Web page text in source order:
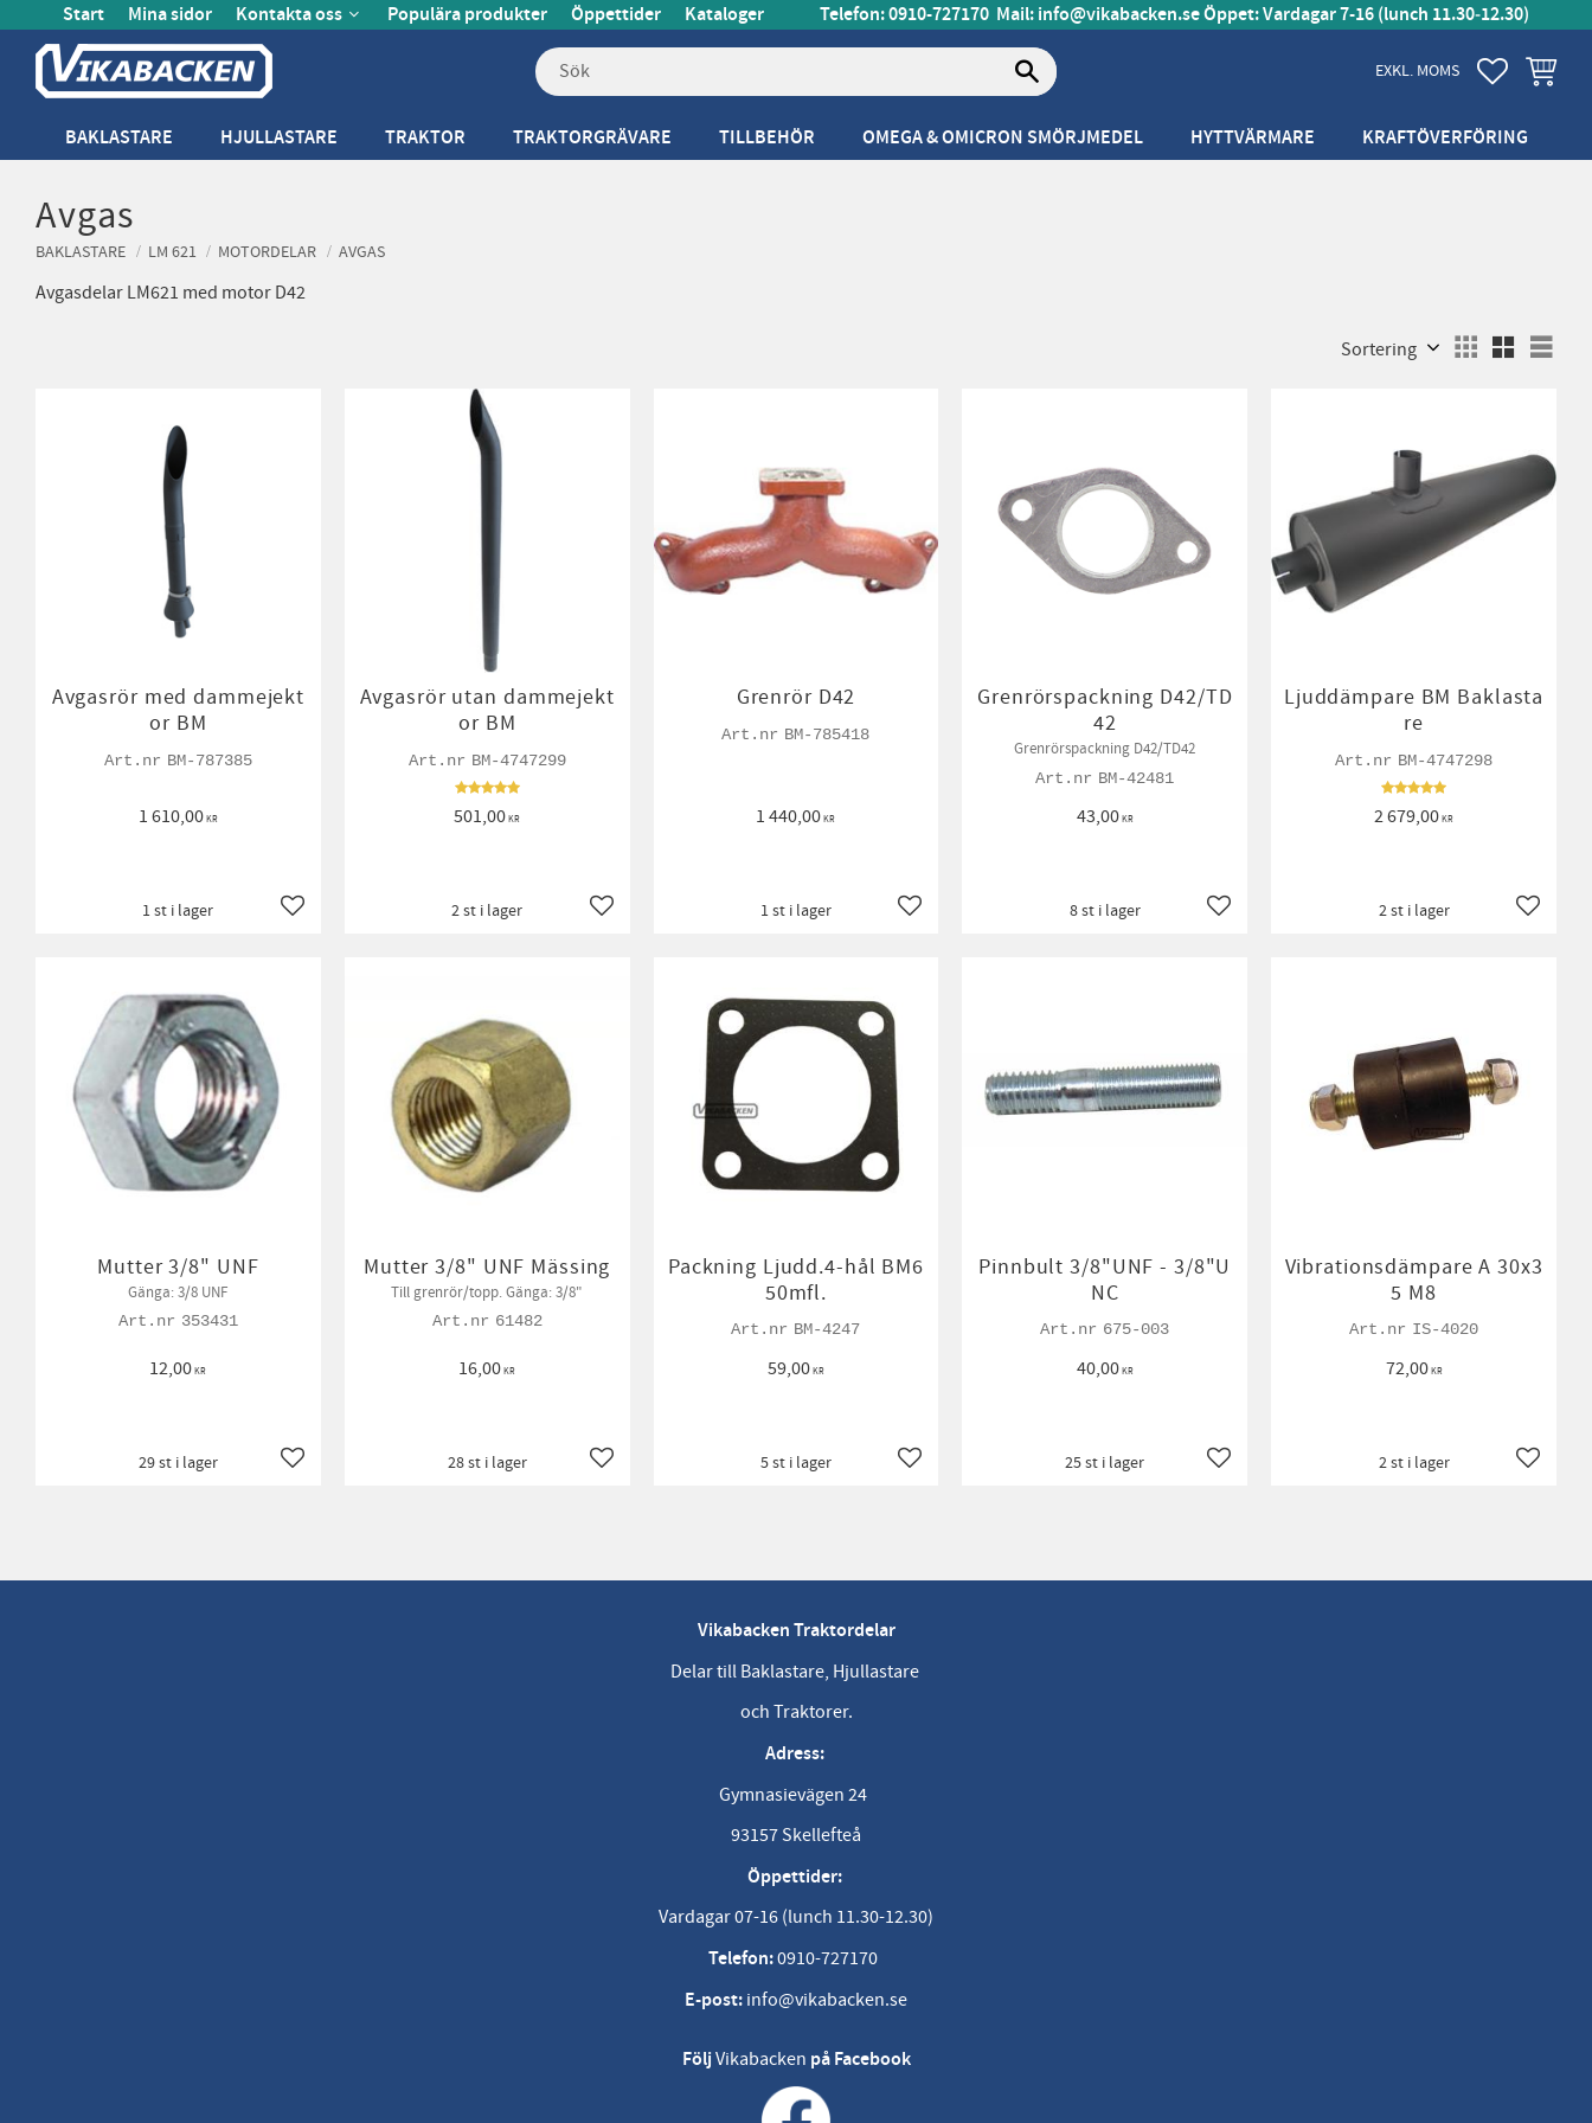
Start Mina sidor Kontakta oss Populära produkter Öppettider Kataloger Telefon: 0910-727170 Mail:info@vikabacken.seÖppet: Vardagar 7-16 (lunch 11.30‑12.30)
EXKL. MOMS FAVORITER
BAKLASTARE HJULLASTARE TRAKTOR TRAKTORGRÄVARE TILLBEHÖR OMEGA & OMICRON SMÖRJMEDEL HYTTVÄRMARE KRAFTÖVERFÖRING
Avgas
BAKLASTARE LM 621 MOTORDELAR AVGAS
Avgasdelar LM621 med motor D42
Avgasrör med dammejekt
or BM
BM-787385
1 610,00KR
Lägg till i favoriter
1 st i lager
Avgasrör utan dammejekt
or BM
BM-4747299
501,00KR
Lägg till i favoriter
2 st i lager
Grenrör D42
BM-785418
1 440,00KR
Lägg till i favoriter
1 st i lager
Grenrörspackning D42/TD
42
Grenrörspackning D42/TD42
BM-42481
43,00KR
Lägg till i favoriter
8 st i lager
Ljuddämpare BM Baklasta
re
BM-4747298
2 679,00KR
Lägg
2 st i lager
Mutter 3/8" UNF
Gänga: 3/8 UNF
353431
12,00KR
Lägg till i favoriter
29 st i lager
Mutter 3/8" UNF Mässing
Till grenrör/topp. Gänga: 3/8"
61482
16,00KR
Lägg till i favoriter
28 st i lager
Packning Ljudd.4-hål BM6
50mfl.
BM-4247
59,00KR
Lägg till i favoriter
5 st i lager
Pinnbult 3/8"UNF - 3/8"U
NC
675-003
40,00KR
Lägg till i favoriter
25 st i lager
Vibrationsdämpare A 30x3
5 M8
IS-4020
72,00KR
Lägg
2 st i lager
Vikabacken Traktordelar
Delar till Baklastare, Hjullastare
och Traktorer.
Adress:
Gymnasievägen 24
93157 Skellefteå
Öppettider:
Vardagar 07-16 (lunch 11.30-12.30)
Telefon:0910-727170
E-post: info@vikabacken.se
FöljVikabacken på Facebook